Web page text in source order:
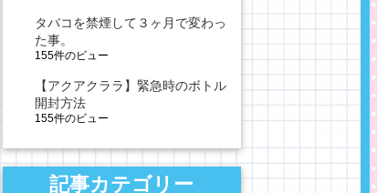
タバコを禁煙して３ヶ月で変わっ
た事。
155件のビュー
【アクアクララ】緊急時のボトル
開封方法
155件のビュー
記事カテゴリー